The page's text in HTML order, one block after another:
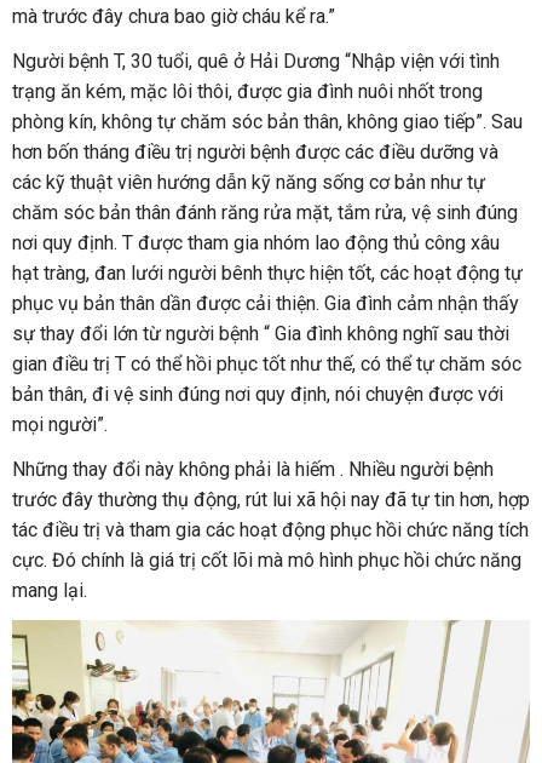
mà trước đây chưa bao giờ cháu kể ra.”
Người bệnh T, 30 tuổi, quê ở Hải Dương “Nhập viện với tình
trạng ăn kém, mặc lôi thôi, được gia đình nuôi nhốt trong
phòng kín, không tự chăm sóc bản thân, không giao tiếp”. Sau
hơn bốn tháng điều trị người bệnh được các điều dưỡng và
các kỹ thuật viên hướng dẫn kỹ năng sống cơ bản như tự
chăm sóc bản thân đánh răng rửa mặt, tắm rửa, vệ sinh đúng
nơi quy định. T được tham gia nhóm lao động thủ công xâu
hạt tràng, đan lưới người bênh thực hiện tốt, các hoạt động tự
phục vụ bản thân dần được cải thiện. Gia đình cảm nhận thấy
sự thay đổi lớn từ người bệnh “ Gia đình không nghĩ sau thời
gian điều trị T có thể hồi phục tốt như thế, có thể tự chăm sóc
bản thân, đi vệ sinh đúng nơi quy định, nói chuyện được với
mọi người”.
Những thay đổi này không phải là hiếm . Nhiều người bệnh
trước đây thường thụ động, rút lui xã hội nay đã tự tin hơn, hợp
tác điều trị và tham gia các hoạt động phục hồi chức năng tích
cực. Đó chính là giá trị cốt lõi mà mô hình phục hồi chức năng
mang lại.